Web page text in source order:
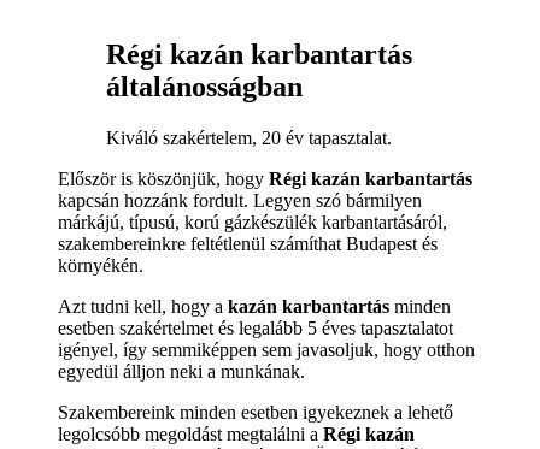
Régi kazán karbantartás
általánosságban
Kiváló szakértelem, 20 év tapasztalat.
Először is köszönjük, hogy Régi kazán karbantartás
kapcsán hozzánk fordult. Legyen szó bármilyen
márkájú, típusú, korú gázkészülék karbantartásáról,
szakembereinkre feltétlenül számíthat Budapest és
környékén.
Azt tudni kell, hogy a kazán karbantartás minden
esetben szakértelmet és legalább 5 éves tapasztalatot
igényel, így semmiképpen sem javasoljuk, hogy otthon
egyedül álljon neki a munkának.
Szakembereink minden esetben igyekeznek a lehető
legolcsóbb megoldást megtalálni a Régi kazán